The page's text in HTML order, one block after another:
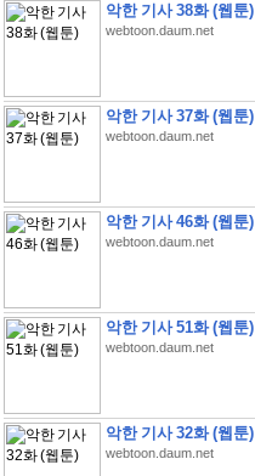
악한 기사 38화 (웹툰)
webtoon.daum.net
악한 기사 37화 (웹툰)
webtoon.daum.net
악한 기사 46화 (웹툰)
webtoon.daum.net
악한 기사 51화 (웹툰)
webtoon.daum.net
악한 기사 32화 (웹툰)
webtoon.daum.net